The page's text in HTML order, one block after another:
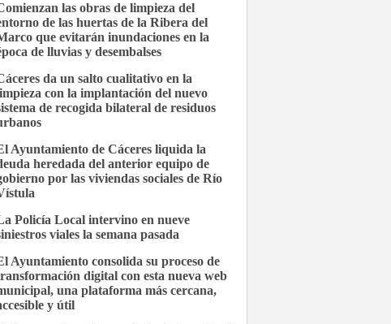
las obras de limpieza del
de las huertas de la Ribera del
que evitarán inundaciones en la
de lluvias y desembalses
da un salto cualitativo en la
con la implantación del nuevo
de recogida bilateral de residuos
Ayuntamiento de Cáceres liquida la
heredada del anterior equipo de
por las viviendas sociales de Río
Policía Local intervino en nueve
viales la semana pasada
Ayuntamiento consolida su proceso de
digital con esta nueva web
una plataforma más cercana,
y útil